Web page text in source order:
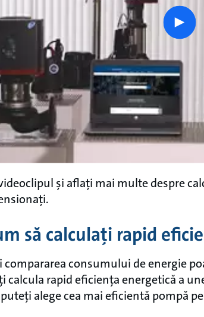
play
button
și aflați mai multe despre
să calculați rapid
compararea consumului de energie
calcula rapid eficiența energetică a
puteți alege cea mai eficientă pompă